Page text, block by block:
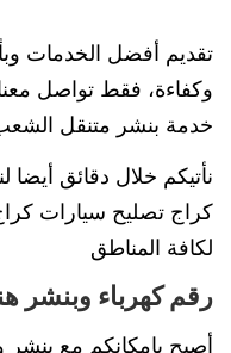
تقديم أفضل الخدمات
وكفاءة، فقط تواصل
خدمة بنشر متنقل
نأتيكم خلال دقائق
كراج تصليح سيارات
لكافة المناطق
رقم كهرباء وبنشر
أصبح بإمكانكم مع بنشر